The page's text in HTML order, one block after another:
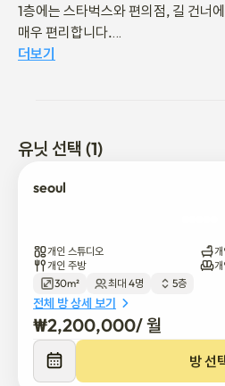
1층에는 스타벅스와 편의점, 길 건너
매우 편리합니다.
🛌 따뜻하고 아늑한 인테리어
퀸사이즈 침대와 소파베드가 있어 최
능합니다.
넷플릭스를 포함한 다양한 OTT 및
실 수 있습니다.
🧼 호스트 직접 관리
정기적인 청소로 항상 깨끗하고 쾌적
📌 이용 안내
더보기
유닛 선택 (1)
seoul
개인 스튜디오
개
개인 주방
30m²
최대 4명 5층
전체 방 상세 보기
₩2,200,000/ 월
방 선